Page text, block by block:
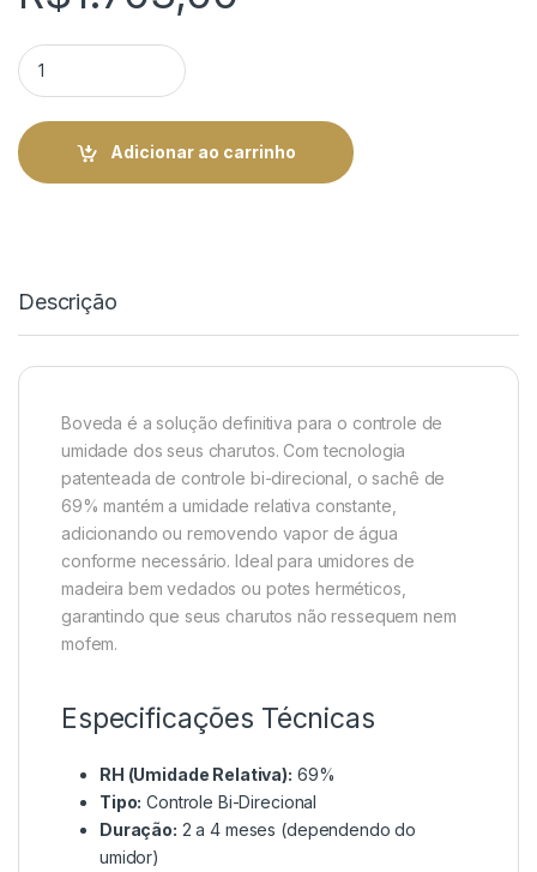
Dannemann Toro Santo Antonio (cx/24) quantity
Adicionar ao carrinho
Descrição
Boveda é a solução definitiva para o controle de
umidade dos seus charutos. Com tecnologia
patenteada de controle bi-direcional, o sachê de
69% mantém a umidade relativa constante,
adicionando ou removendo vapor de água
conforme necessário. Ideal para umidores de
madeira bem vedados ou potes herméticos,
garantindo que seus charutos não ressequem nem
mofem.
Especificações Técnicas
RH (Umidade Relativa): 69%
Tipo: Controle Bi-Direcional
Duração: 2 a 4 meses (dependendo do
umidor)